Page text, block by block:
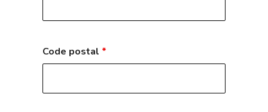
Code postal *